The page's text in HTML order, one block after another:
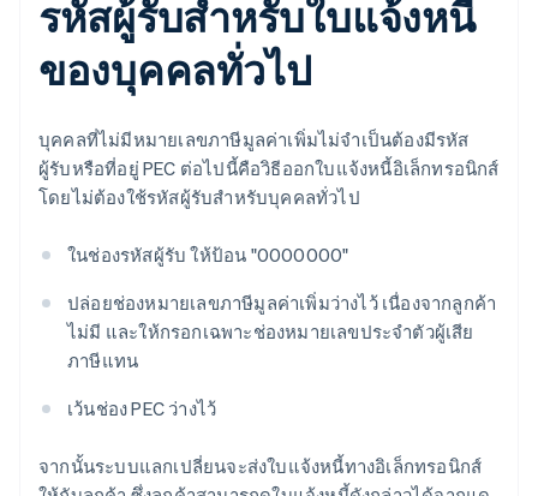
รหัสผู้รับสําหรับใบแจ้งหนี้
ของบุคคลทั่วไป
บุคคลที่ไม่มีหมายเลขภาษีมูลค่าเพิ่มไม่จำเป็นต้องมีรหัส
ผู้รับหรือที่อยู่ PEC ต่อไปนี้คือวิธีออกใบแจ้งหนี้อิเล็กทรอนิกส์
โดยไม่ต้องใช้รหัสผู้รับสําหรับบุคคลทั่วไป
ในช่องรหัสผู้รับ ให้ป้อน "0000000"
ปล่อยช่องหมายเลขภาษีมูลค่าเพิ่มว่างไว้ เนื่องจากลูกค้า
ไม่มี และให้กรอกเฉพาะช่องหมายเลขประจำตัวผู้เสีย
ภาษีแทน
เว้นช่อง PEC ว่างไว้
จากนั้นระบบแลกเปลี่ยนจะส่งใบแจ้งหนี้ทางอิเล็กทรอนิกส์